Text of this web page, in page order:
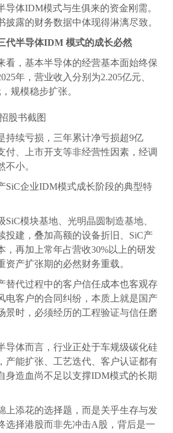
导体IDM模式与生俱来的资金刚需。
披露的财务数据中体现得淋漓尽致。
代半导体IDM 模式的成长必然
看，基本半导体的经营基本面始终保
年，营业收入分别为2.205亿元、
规模稳步扩张。
股书截图
持续亏损，三年累计净亏损超9亿
付、上市开支等非经营性因素，经调
不小。
SiC企业IDM模式成长阶段的典型特
SiC模块基地、光明晶圆制造基地、
投建，叠加高额的设备折旧、SiC产
，再加上常年占营收30%以上的研发
资产扩张期的必然财务重载。
替代过程中的客户信任成本也客观存
电客户的合同纠纷，本质上就是国产
景时，必须经历的工程验证与信任磨
导体而言，行业正处于车规级碳化硅
产能扩张、工艺迭代、客户认证都有
身造血尚不足以支撑IDM模式的长期
上添花的选择题，而是关乎生存与发
选择港股而非先冲击A股，背后是一